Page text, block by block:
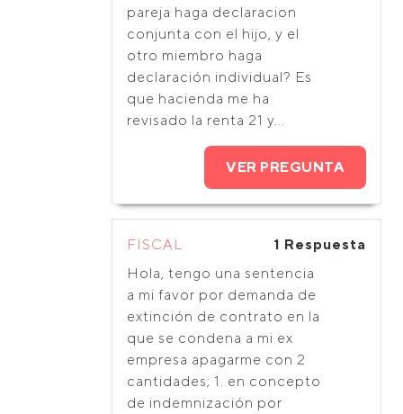
pareja haga declaracion
conjunta con el hijo, y el
otro miembro haga
declaración individual? Es
que hacienda me ha
revisado la renta 21 y...
VER PREGUNTA
FISCAL
1 Respuesta
Hola, tengo una sentencia
a mi favor por demanda de
extinción de contrato en la
que se condena a mi ex
empresa apagarme con 2
cantidades; 1. en concepto
de indemnización por